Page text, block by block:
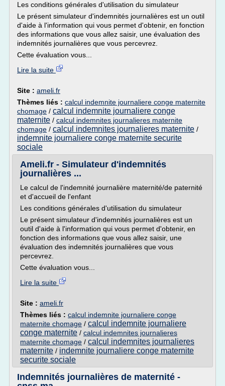
Les conditions générales d'utilisation du simulateur
Le présent simulateur d'indemnités journalières est un outil
d'aide à l'information qui vous permet d'obtenir, en fonction
des informations que vous allez saisir, une évaluation des
indemnités journalières que vous percevrez.
Cette évaluation vous...
Lire la suite
Site : ameli.fr
Thèmes liés : calcul indemnite journaliere conge maternite
chomage / calcul indemnite journaliere conge
maternite / calcul indemnites journalieres maternite
chomage / calcul indemnites journalieres maternite /
indemnite journaliere conge maternite securite
sociale
Ameli.fr - Simulateur d'indemnités
journalières ...
Le calcul de l'indemnité journalière maternité/de paternité
et d'accueil de l'enfant
Les conditions générales d'utilisation du simulateur
Le présent simulateur d'indemnités journalières est un
outil d'aide à l'information qui vous permet d'obtenir, en
fonction des informations que vous allez saisir, une
évaluation des indemnités journalières que vous
percevrez.
Cette évaluation vous...
Lire la suite
Site : ameli.fr
Thèmes liés : calcul indemnite journaliere conge
maternite chomage / calcul indemnite journaliere
conge maternite / calcul indemnites journalieres
maternite chomage / calcul indemnites journalieres
maternite / indemnite journaliere conge maternite
securite sociale
Indemnités journalières de maternité -